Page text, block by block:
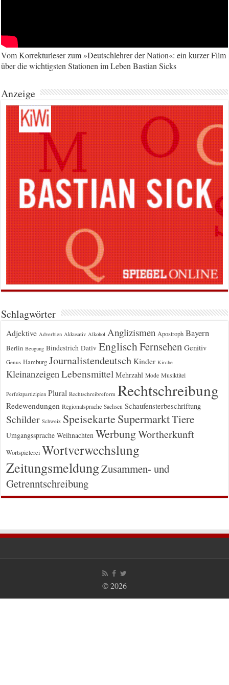
Vom Korrekturleser zum »Deutschlehrer der Nation«: ein kurzer Film
über die wichtigsten Stationen im Leben Bastian Sicks
Anzeige
Schlagwörter
Adjektive Adverbien Akkusativ Alkohol Anglizismen Apostroph Bayern
Berlin Beugung Bindestrich Dativ EnglischFernsehen Genitiv
Genus Hamburg Journalistendeutsch Kinder Kirche
Kleinanzeigen Lebensmittel Mehrzahl Mode Musiktitel
Perfektpartizipien Plural Rechtschreibreform Rechtschreibung
Redewendungen Regionalsprache Sachsen Schaufensterbeschriftung
Schilder Schweiz Speisekarte SupermarktTiere
Umgangssprache Weihnachten WerbungWortherkunft
Wortspielerei Wortverwechslung
ZeitungsmeldungZusammen- und
Getrenntschreibung
© 2026